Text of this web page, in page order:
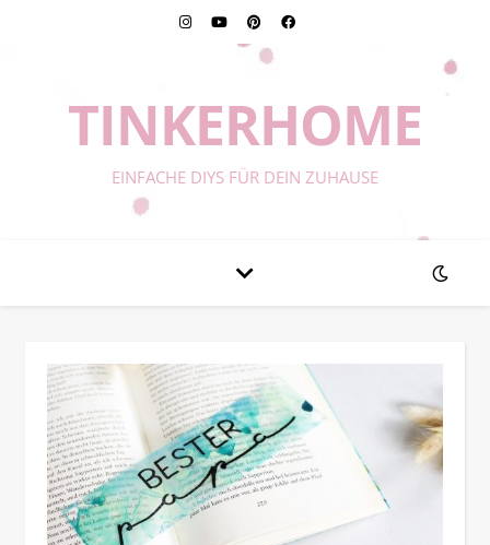
TINKERHOME
EINFACHE DIYS FÜR DEIN ZUHAUSE